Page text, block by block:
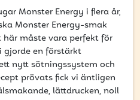
för att ta del av våra
Monster Energy i flera år,
Monster Energy-smak
måste vara perfekt för
gjorde en förstärkt
nytt sötningssystem och
prövats fick vi äntligen
lättdrucken, noll